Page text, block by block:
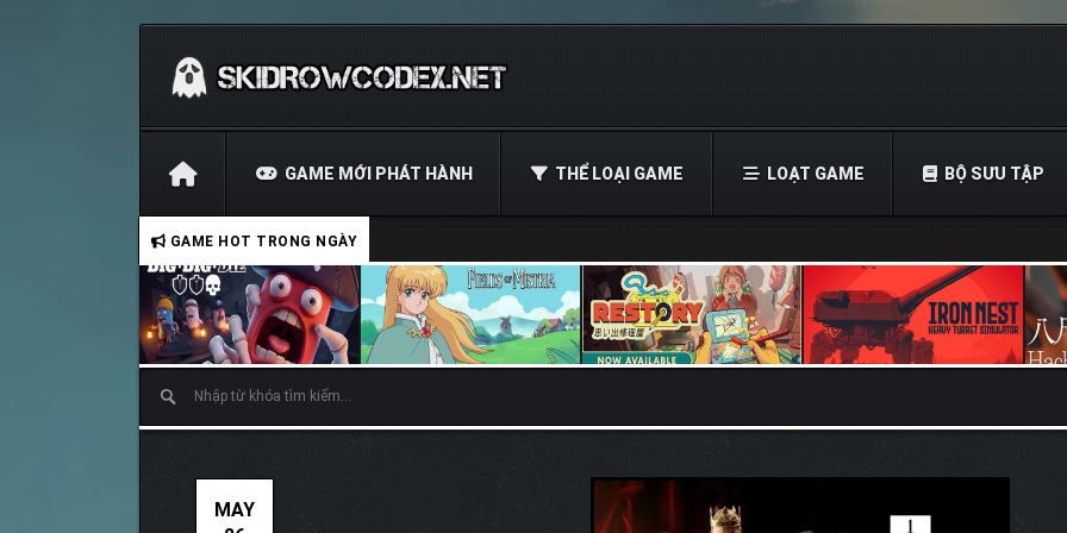
GAME MỚI PHÁT HÀNH THỂ LOẠI GAME LOẠT GAME BỘ SƯU TẬP
GAME HOT TRONG NGÀY
MAY